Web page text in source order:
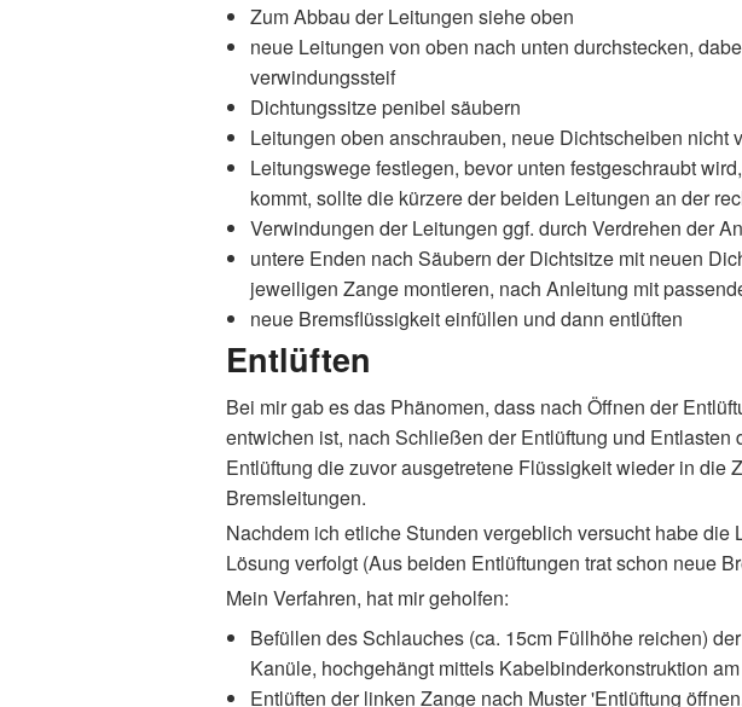
Zum Abbau der Leitungen siehe oben
neue Leitungen von oben nach unten durchstecken,
verwindungssteif
Dichtungssitze penibel säubern
Leitungen oben anschrauben, neue Dichtscheiben nicht
Leitungswege festlegen, bevor unten festgeschraubt
kommt, sollte die kürzere der beiden Leitungen an der
Verwindungen der Leitungen ggf. durch Verdrehen der
untere Enden nach Säubern der Dichtsitze mit neuen
jeweiligen Zange montieren, nach Anleitung mit
neue Bremsflüssigkeit einfüllen und dann entlüften
Entlüften
Bei mir gab es das Phänomen, dass nach Öffnen der
entwichen ist, nach Schließen der Entlüftung und
Entlüftung die zuvor ausgetretene Flüssigkeit wieder in die
Bremsleitungen.
Nachdem ich etliche Stunden vergeblich versucht habe
Lösung verfolgt (Aus beiden Entlüftungen trat schon neue
Mein Verfahren, hat mir geholfen:
Befüllen des Schlauches (ca. 15cm Füllhöhe reichen)
Kanüle, hochgehängt mittels Kabelbinderkonstruktion
Entlüften der linken Zange nach Muster 'Entlüftung